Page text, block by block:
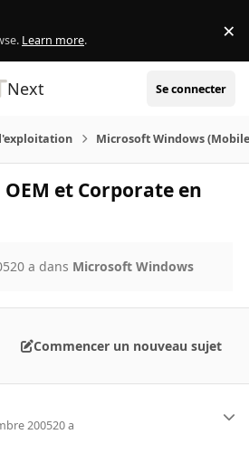
Learn more. ×
Next Se connecter
Microsoft Windows
OEM et Corporate en
20 a dans Microsoft Windows
Commencer un nouveau sujet
200520 a